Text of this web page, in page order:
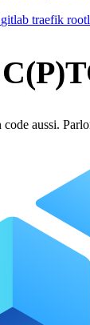
gitlab traefik
aussi.